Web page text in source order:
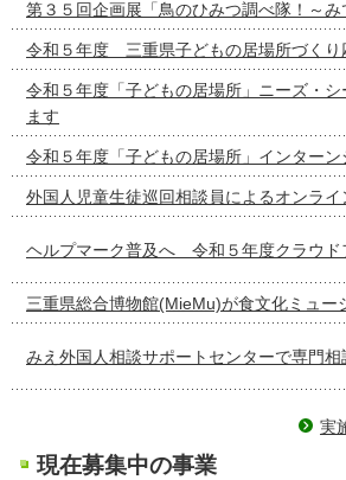
第３５回企画展「鳥のひみつ調べ隊！～
令和５年度 三重県子どもの居場所づくり
令和５年度「子どもの居場所」ニー
ます
令和５年度「子どもの居場所」インター
外国人児童生徒巡回相談員によるオンラ
ヘルプマーク普及へ 令和５年度クラウド
三重県総合博物館(MieMu)が食文化ミュー
みえ外国人相談サポートセンターで専門
実
現在募集中の事業